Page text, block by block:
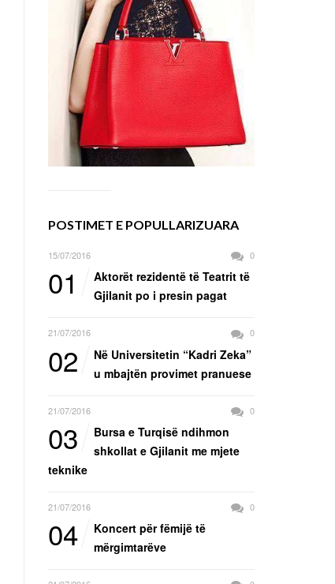
POSTIMET E POPULLARIZUARA
15/07/2016 0
01
Aktorët rezidentë të Teatrit të
Gjilanit po i presin pagat
21/07/2016 0
02
Në Universitetin “Kadri Zeka”
u mbajtën provimet pranuese
21/07/2016 0
03
Bursa e Turqisë ndihmon
shkollat e Gjilanit me mjete
teknike
21/07/2016 0
04
Koncert për fëmijë të
mërgimtarëve